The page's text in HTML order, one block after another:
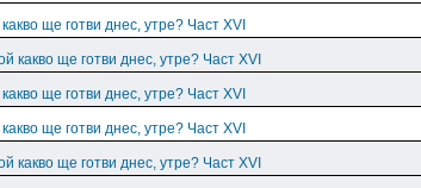
ще готви днес, утре? Част XVI
какво ще готви днес, утре? Част XVI
ще готви днес, утре? Част XVI
ще готви днес, утре? Част XVI
какво ще готви днес, утре? Част XVI